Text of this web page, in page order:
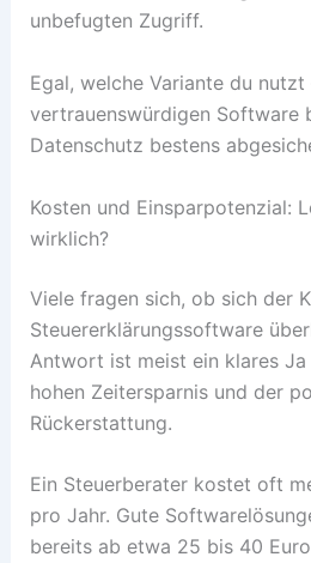
unbefugten Zugriff.
Egal, welche Variante du nutzt
vertrauenswürdigen Software
Datenschutz bestens
Kosten und Einsparpotenzial:
wirklich?
Viele fragen sich, ob sich der
Steuererklärungssoftware
Antwort ist meist ein klares
hohen Zeitersparnis und der
Rückerstattung.
Ein Steuerberater kostet oft
pro Jahr. Gute
bereits ab etwa 25 bis 40